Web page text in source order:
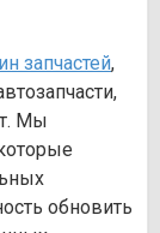
запчастей,
Мы
обновить